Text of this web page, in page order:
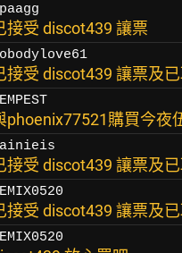
接受 discot439 讓票
接受 discot439 讓票及
phoenix77521購買今夜
接受 discot439 讓票及
接受 discot439 讓票及